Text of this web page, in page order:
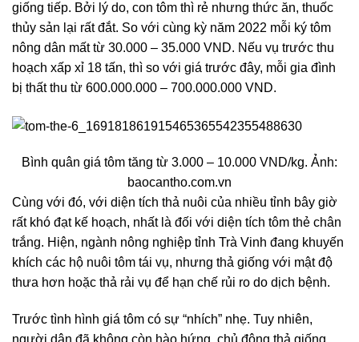
giống tiếp. Bởi lý do, con tôm thì rẻ nhưng thức ăn, thuốc
thủy sản lại rất đắt. So với cùng kỳ năm 2022 mỗi ký tôm
nông dân mất từ 30.000 – 35.000 VND. Nếu vụ trước thu
hoạch xấp xỉ 18 tấn, thì so với giá trước đây, mỗi gia đình
bị thất thu từ 600.000.000 – 700.000.000 VND.
Bình quân giá tôm tăng từ 3.000 – 10.000 VND/kg. Ảnh:
baocantho.com.vn
Cùng với đó, với diện tích thả nuôi của nhiều tỉnh bây giờ
rất khó đạt kế hoạch, nhất là đối với diện tích tôm thẻ chân
trắng. Hiện, ngành nông nghiệp tỉnh Trà Vinh đang khuyến
khích các hộ nuôi tôm tái vụ, nhưng thả giống với mật độ
thưa hơn hoặc thả rải vụ để hạn chế rủi ro do dịch bệnh.
Trước tình hình giá tôm có sự “nhích” nhẹ. Tuy nhiên,
người dân đã không còn hào hứng, chủ động thả giống